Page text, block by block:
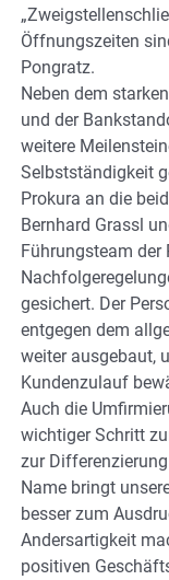
Öffnungszeiten
Pongratz.
Neben dem
und der
weitere
Selbstständigkeit
Prokura an die
Bernhard Grassl
Führungsteam der
gesichert. Der
entgegen dem
weiter ausgebaut,
Kundenzulauf
Auch die
wichtiger Schritt
zur
Name bringt
besser zum
Andersartigkeit
positiven